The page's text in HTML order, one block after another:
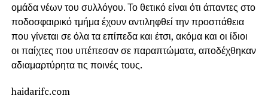
ομάδα νέων του συλλόγου. Το θετικό είναι ότι άπαντες στο
ποδοσφαιρικό τμήμα έχουν αντιληφθεί την προσπάθεια
που γίνεται σε όλα τα επίπεδα και έτσι, ακόμα και οι ίδιοι
οι παίχτες που υπέπεσαν σε παραπτώματα, αποδέχθηκαν
αδιαμαρτύρητα τις ποινές τους.
haidarifc.com